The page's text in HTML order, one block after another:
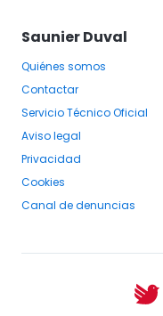
Saunier Duval
Quiénes somos
Contactar
Servicio Técnico Oficial
Aviso legal
Privacidad
Cookies
Canal de denuncias